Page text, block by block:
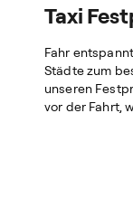
Taxi
Fahr
Städte zum
unseren
vor der Fahrt,